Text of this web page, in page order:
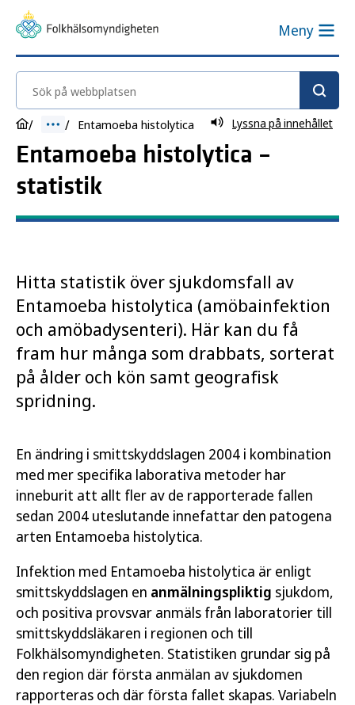
Meny
Sök på webbplatsen
Entamoeba histolytica Lyssna på innehållet
Entamoeba histolytica –
statistik
Hitta statistik över sjukdomsfall av
Entamoeba histolytica (amöbainfektion
och amöbadysenteri). Här kan du få
fram hur många som drabbats, sorterat
på ålder och kön samt geografisk
spridning.
En ändring i smittskyddslagen 2004 i kombination
med mer specifika laborativa metoder har
inneburit att allt fler av de rapporterade fallen
sedan 2004 uteslutande innefattar den patogena
arten Entamoeba histolytica.
Infektion med Entamoeba histolytica är enligt
smittskyddslagen en anmälningspliktig sjukdom,
och positiva provsvar anmäls från laboratorier till
smittskyddsläkaren i regionen och till
Folkhälsomyndigheten. Statistiken grundar sig på
den region där första anmälan av sjukdomen
rapporteras och där första fallet skapas. Variabeln